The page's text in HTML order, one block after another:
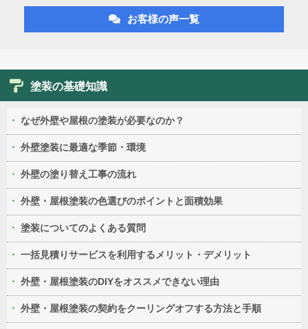
お客様の声一覧
塗装の基礎知識
なぜ外壁や屋根の塗装が必要なのか？
外壁塗装に最適な季節・環境
外壁の塗り替え工事の流れ
外壁・屋根塗装の色選びのポイントと面積効果
塗装についてのよくある質問
一括見積りサービスを利用するメリット・デメリット
外壁・屋根塗装のDIYをオススメできない理由
外壁・屋根塗装の契約をクーリングオフする方法と手順